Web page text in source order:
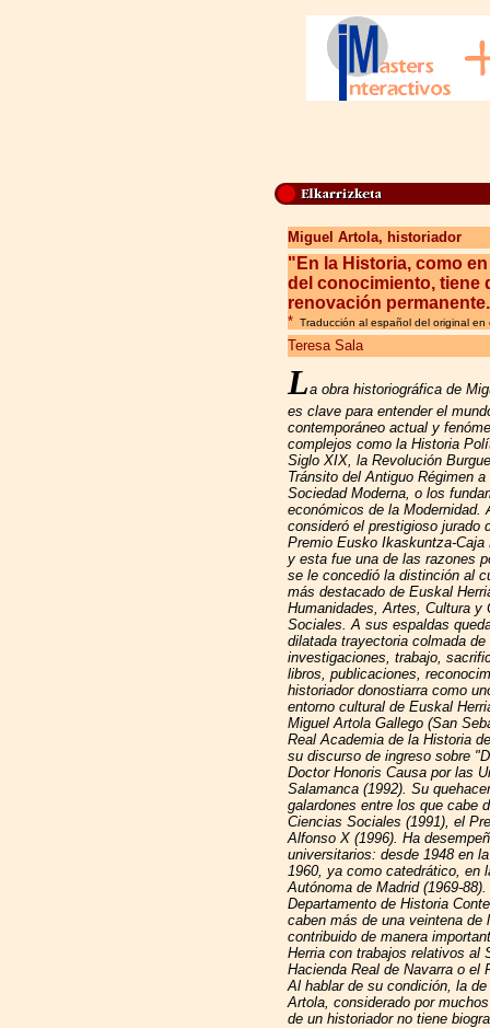
Miguel Artola, historiador
" En la Historia, como
del conocimiento, tiene
renovación
* Traducción al español del original en
Teresa Sala
La obra historiográfica de
es clave para entender el
contemporáneo actual y
complejos como la Historia
Siglo XIX, la Revolución
Tránsito del Antiguo Régimen a
Sociedad Moderna, o los
económicos de la Modernidad.
consideró el prestigioso jurado
Premio Eusko Ikaskuntza-Caja
y esta fue una de las razones
se le concedió la distinción al
más destacado de Euskal
Humanidades, Artes, Cultura y
Sociales. A sus espaldas
dilatada trayectoria colmada de
investigaciones, trabajo,
libros, publicaciones,
historiador donostiarra como
entorno cultural de Euskal
Miguel Artola Gallego (San
Real Academia de la Historia
su discurso de ingreso sobre
Doctor Honoris Causa por las
Salamanca (1992). Su
galardones entre los que cabe
Ciencias Sociales (1991), el
Alfonso X (1996). Ha
universitarios: desde 1948 en
1960, ya como catedrático, en
Autónoma de Madrid (1969-
Departamento de Historia
caben más de una veintena
contribuido de manera
Herria con trabajos relativos al
Hacienda Real de Navarra o el
Al hablar de su condición, la
Artola, considerado por
de un historiador no tiene